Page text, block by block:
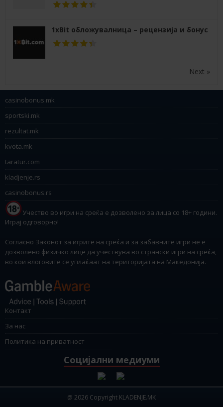
1xBit обложувалница – рецензија и бонус
Next »
casinobonus.mk
sportski.mk
rezultat.mk
kvota.mk
taratur.com
kladjenje.rs
casinobonus.rs
Учество во игри на среќа е дозволено за лица со 18+ години.
Играј одговорно!
Согласно Законот за игрите на среќа и за забавните игри не е
дозволено физичко лице да учествува во странски игри на среќа,
во кои влоговите се уплаќаат на територијата на Македонија.
Контакт
За нас
Политика на приватност
Социјални медиуми
@ 2026 Copyright KLADENJE.MK